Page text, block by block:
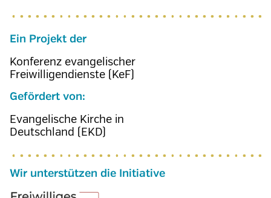
Ein Projekt der
Konferenz evangelischer
Freiwilligendienste (KeF)
Gefördert von:
Evangelische Kirche in
Deutschland (EKD)
Wir unterstützen die Initiative